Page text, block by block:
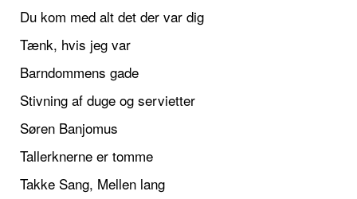
Du kom med alt det der var dig
Tænk, hvis jeg var
Barndommens gade
Stivning af duge og servietter
Søren Banjomus
Tallerknerne er tomme
Takke Sang, Mellen lang